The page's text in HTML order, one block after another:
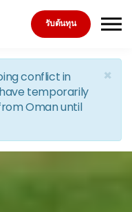
รับต้นทุน
×
conflict in
temporarily
Oman until